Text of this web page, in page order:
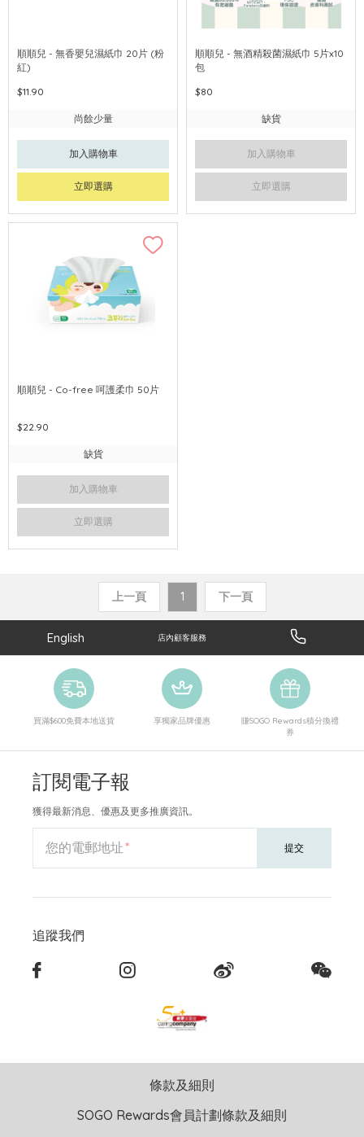
順順兒 - 無香嬰兒濕紙巾 20片 (粉
紅)
$11.90
尚餘少量
加入購物車
立即選購
順順兒 - 無酒精殺菌濕紙巾 5片x10
包
$80
缺貨
加入購物車
立即選購
順順兒 - Co-free 呵護柔巾 50片
$22.90
缺貨
加入購物車
立即選購
上一頁 1 下一頁
English 店內顧客服務
買滿$600免費本地送貨 享獨家品牌優惠
賺SOGO Rewards積分換禮
券
訂閱電子報
獲得最新消息、優惠及更多推廣資訊。
您的電郵地址 提交
追蹤我們
條款及細則
SOGO Rewards會員計劃條款及細則